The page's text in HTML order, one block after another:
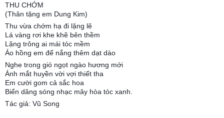
THU CHỚM
(Thân tặng em Dung Kim)
Thu vừa chớm hạ đi lặng lẽ
Lá vàng rơi khe khẽ bên thềm
Lặng trông ai mái tóc mềm
Áo hồng em để nắng thêm dạt dào
Nghe trong gió ngọt ngào hương mới
Ánh mắt huyền vời vợi thiết tha
Em cười gom cả sắc hoa
Biển dâng sóng nhạc mây hòa tóc xanh.
Tác giả: Vũ Song